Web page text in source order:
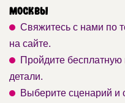
Москвы
Свяжитесь с нами по
на сайте.
Пройдите
детали.
Выберите сценарий и